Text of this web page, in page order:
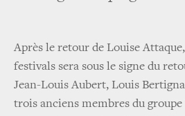
Après le retour de Louise
festivals sera sous le signe du
Jean-Louis Aubert, Louis
trois anciens membres du